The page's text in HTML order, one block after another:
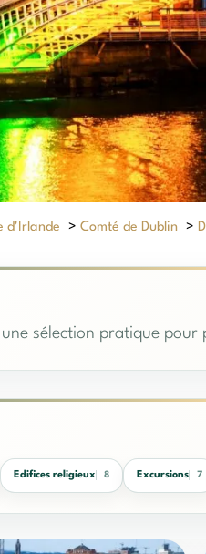
d'Irlande >Comté de Dublin >
sélection pratique
Edifices religieux 8 Excursions 7